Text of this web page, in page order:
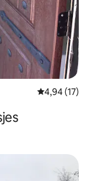
Gemiddelde
4,94 (17)